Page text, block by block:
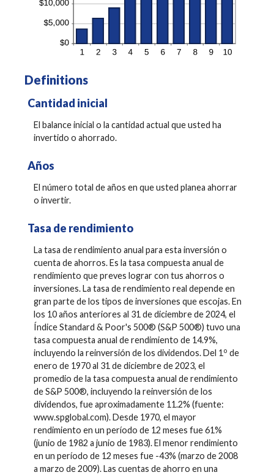
Definitions
Cantidad inicial
El balance inicial o la cantidad actual que usted ha
invertido o ahorrado.
Años
El número total de años en que usted planea ahorrar
o invertir.
Tasa de rendimiento
La tasa de rendimiento anual para esta inversión o
cuenta de ahorros. Es la tasa compuesta anual de
rendimiento que preves lograr con tus ahorros o
inversiones. La tasa de rendimiento real depende en
gran parte de los tipos de inversiones que escojas. En
los 10 años anteriores al 31 de diciembre de 2024, el
Índice Standard & Poor's 500® (S&P 500®) tuvo una
tasa compuesta anual de rendimiento de 14.9%,
incluyendo la reinversión de los dividendos. Del 1 o de
enero de 1970 al 31 de diciembre de 2023, el
promedio de la tasa compuesta anual de rendimiento
de S&P 500®, incluyendo la reinversión de los
dividendos, fue aproximadamente 11.2% (fuente:
www.spglobal.com). Desde 1970, el mayor
rendimiento en un período de 12 meses fue 61%
(junio de 1982 a junio de 1983). El menor rendimiento
en un período de 12 meses fue -43% (marzo de 2008
a marzo de 2009). Las cuentas de ahorro en una